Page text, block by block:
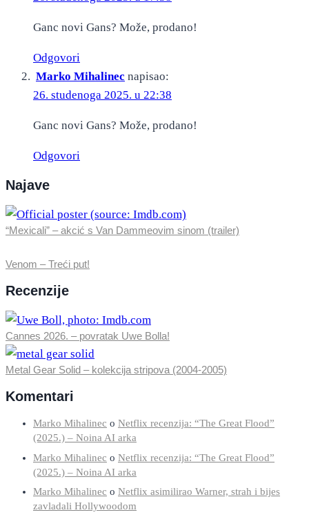
Ganc novi Gans? Može, prodano!
Odgovori
Marko Mihalinec napisao:
26. studenoga 2025. u 22:38
Ganc novi Gans? Može, prodano!
Odgovori
Najave
“Mexicali” – akcić s Van Dammeovim sinom (trailer)
Venom – Treći put!
Recenzije
Cannes 2026. – povratak Uwe Bolla!
Metal Gear Solid – kolekcija stripova (2004-2005)
Komentari
Marko Mihalinec o Netflix recenzija: “The Great Flood”
(2025.) – Noina AI arka
Marko Mihalinec o Netflix recenzija: “The Great Flood”
(2025.) – Noina AI arka
Marko Mihalinec o Netflix asimilirao Warner, strah i bijes
zavladali Hollywoodom